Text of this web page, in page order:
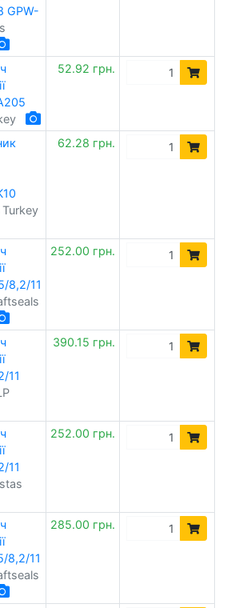
GPW-
52.92 грн.
62.28 грн.
8,2/11
252.00 грн.
11
390.15 грн.
11
252.00 грн.
8,2/11
285.00 грн.